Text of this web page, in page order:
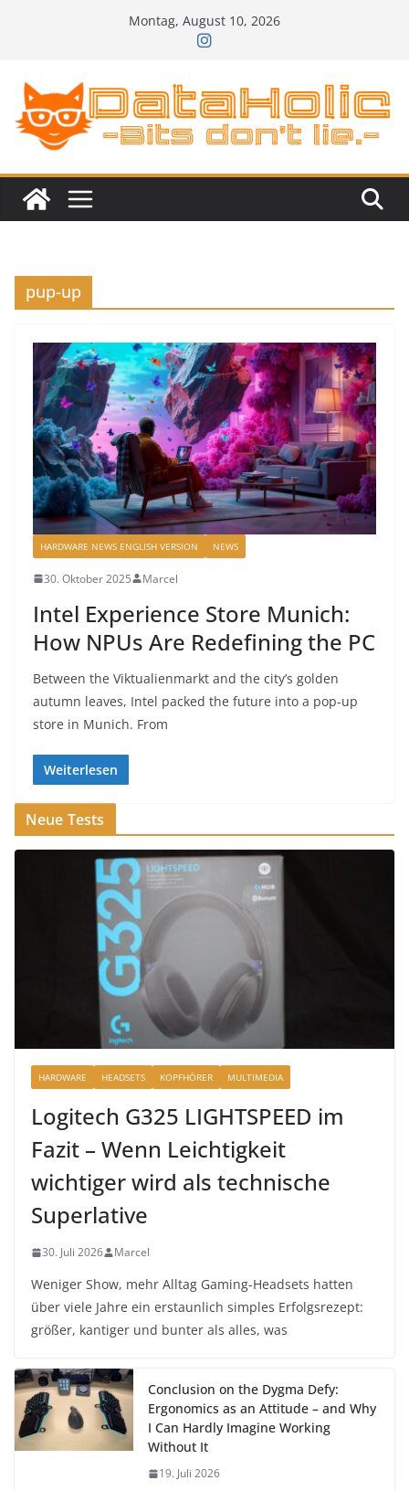
Montag, August 10, 2026
pup-up
HARDWARE NEWS ENGLISH VERSION NEWS
30. Oktober 2025 Marcel
Intel Experience Store Munich:
How NPUs Are Redefining the PC
Between the Viktualienmarkt and the city’s golden
autumn leaves, Intel packed the future into a pop-up
store in Munich. From
Weiterlesen
Neue Tests
HARDWARE HEADSETS KOPFHÖRER MULTIMEDIA
Logitech G325 LIGHTSPEED im
Fazit – Wenn Leichtigkeit
wichtiger wird als technische
Superlative
30. Juli 2026 Marcel
Weniger Show, mehr Alltag Gaming-Headsets hatten
über viele Jahre ein erstaunlich simples Erfolgsrezept:
größer, kantiger und bunter als alles, was
Conclusion on the Dygma Defy:
Ergonomics as an Attitude – and Why
I Can Hardly Imagine Working
Without It
19. Juli 2026